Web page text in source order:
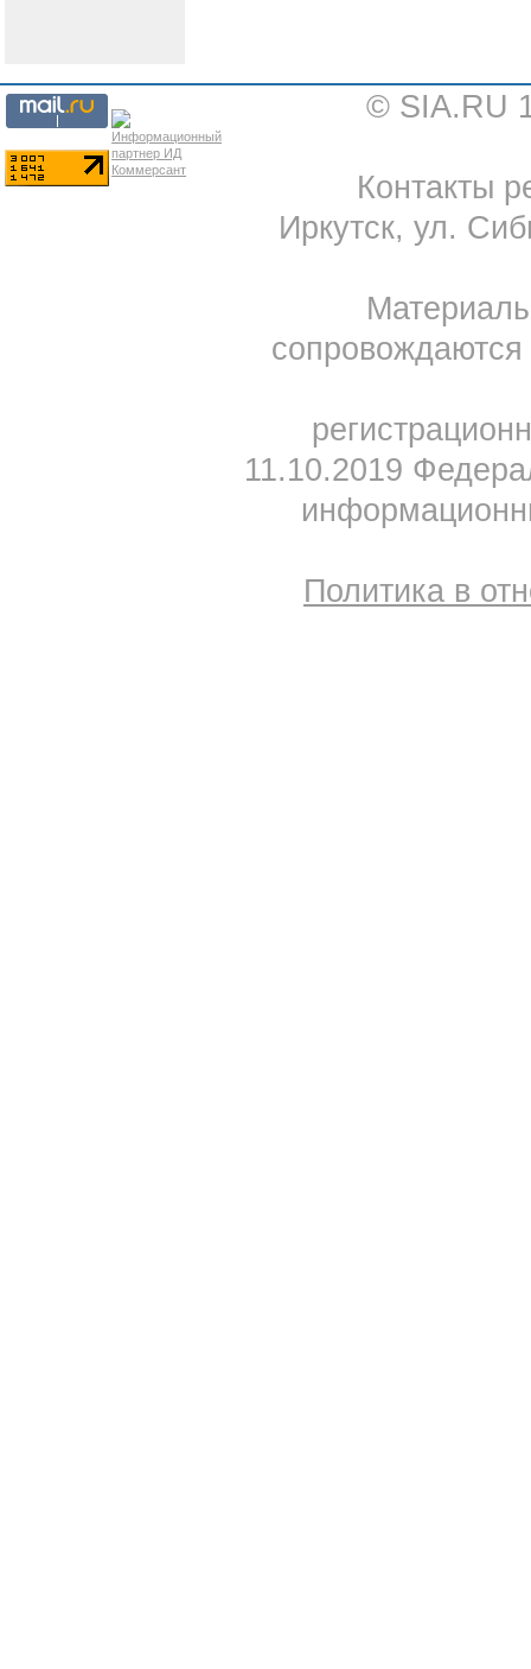
© SIA.RU
Контакты
Иркутск, ул.
11.10.2019
Политика в